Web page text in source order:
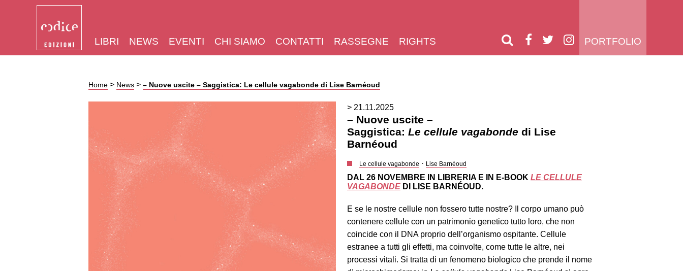
LIBRI NEWS EVENTI CHI SIAMO CONTATTI RASSEGNE RIGHTS PORTFOLIO
Home> News> – Nuove uscite – Saggistica: Le cellule vagabonde di Lise Barnéoud
> 21.11.2025
– Nuove uscite –
Saggistica: Le cellule vagabonde di Lise
Barnéoud
Le cellule vagabonde · Lise Barnéoud
DAL 26 NOVEMBRE IN LIBRERIA E IN E-BOOK LE CELLULE
VAGABONDEDI LISE BARNÉOUD.
E se le nostre cellule non fossero tutte nostre? Il corpo umano può
contenere cellule con un patrimonio genetico tutto loro, che non
coincide con il DNA proprio dell’organismo ospitante. Cellule
estranee a tutti gli effetti, ma coinvolte, come tutte le altre, nei
processi vitali. Si tratta di un fenomeno biologico che prende il nome